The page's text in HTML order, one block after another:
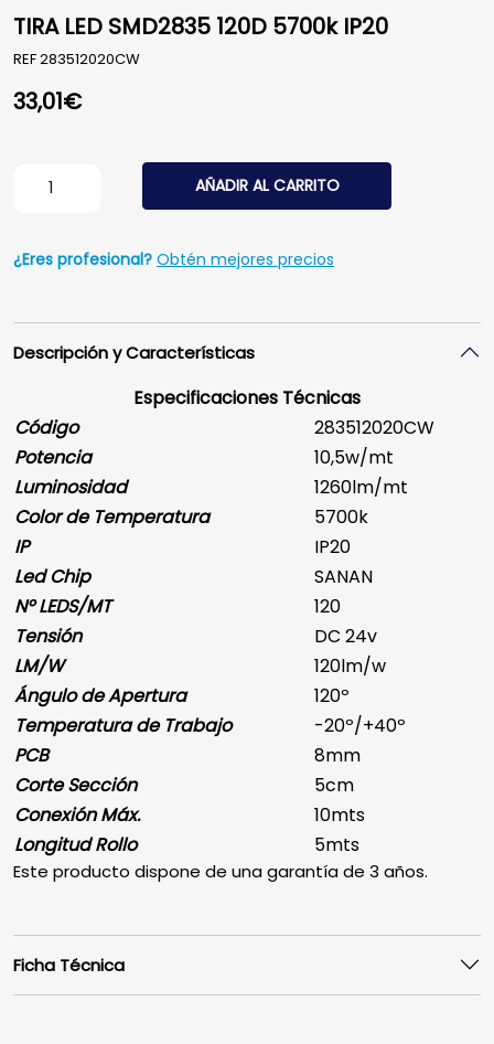
TIRA LED SMD2835 120D 5700k IP20
REF283512020CW
33,01€
TIRA LED SMD2835 120D 5700k IP20 cantidad
AÑADIR AL CARRITO
¿Eres profesional? Obtén mejores precios
Descripción y Características
Especificaciones Técnicas
Código
283512020CW
Potencia
10,5w/mt
Luminosidad
1260lm/mt
Color de Temperatura
5700k
IP
IP20
Led Chip
SANAN
Nº LEDS/MT
120
Tensión
DC 24v
LM/W
120lm/w
Ángulo de Apertura
120º
Temperatura de Trabajo
-20º/+40º
PCB
8mm
Corte Sección
5cm
Conexión Máx.
10mts
Longitud Rollo
5mts
Este producto dispone de una garantía de 3 años.
Ficha Técnica